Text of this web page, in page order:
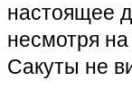
настоящее
несмотря
Сакуты не